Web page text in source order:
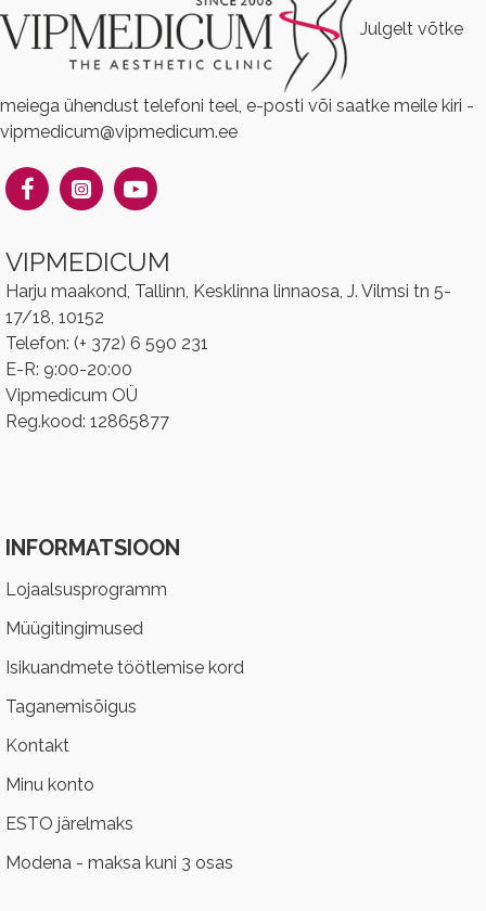
Julgelt võtke
meiega ühendust telefoni teel, e-posti või saatke meile kiri -
vipmedicum@vipmedicum.ee
VIPMEDICUM
Harju maakond, Tallinn, Kesklinna linnaosa, J. Vilmsi tn 5-
17/18, 10152
Telefon: (+ 372) 6 590 231
E-R: 9:00-20:00
Vipmedicum OÜ
Reg.kood: 12865877
INFORMATSIOON
Lojaalsusprogramm
Müügitingimused
Isikuandmete töötlemise kord
Taganemisõigus
Kontakt
Minu konto
ESTO järelmaks
Modena - maksa kuni 3 osas